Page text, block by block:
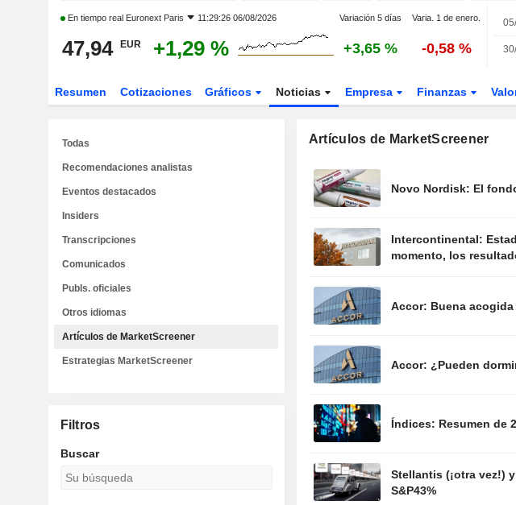
En tiempo real Euronext Paris 11:29:26 06/08/2026 Variación 5 días Varia. 1 de enero.
47,94 EUR +1,29 % +3,65 % -0,58 %
Resumen Cotizaciones Gráficos Noticias Empresa Finanzas
Artículos de MarketScreener
Novo Nordisk: El
Intercontinental:
momento, los
Accor: Buena
Accor: ¿Pueden
Índices: Resumen de
Stellantis (¡otra vez!)
S&P43%
Todas
Recomendaciones analistas
Eventos destacados
Insiders
Transcripciones
Comunicados
Publs. oficiales
Otros idiomas
Artículos de MarketScreener
Estrategias MarketScreener
Filtros
Buscar